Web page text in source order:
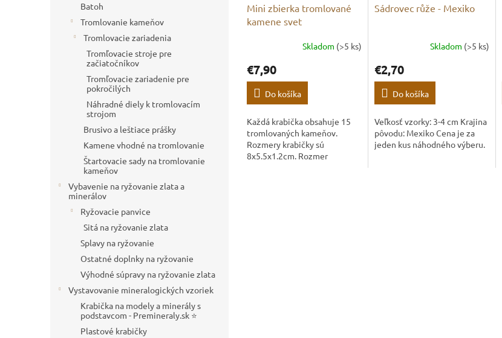
Batoh
Tromlovanie kameňov
Tromlovacie zariadenia
Tromľovacie stroje pre
začiatočníkov
Tromľovacie zariadenie pre
pokročilých
Náhradné diely k tromlovacím
strojom
Brusivo a leštiace prášky
Kamene vhodné na tromlovanie
Štartovacie sady na tromlovanie
kameňov
Vybavenie na ryžovanie zlata a
minerálov
Ryžovacie panvice
Sitá na ryžovanie zlata
Splavy na ryžovanie
Ostatné doplnky na ryžovanie
Výhodné súpravy na ryžovanie zlata
Vystavovanie mineralogických vzoriek
Krabička na modely a minerály s
podstavcom - Premineraly.sk ⭐
Plastové krabičky
Mini zbierka tromlované
kamene svet
Skladom (>5 ks)
€7,90
Do košíka
Každá krabička obsahuje 15
tromlovaných kameňov.
Rozmery krabičky sú
8x5.5x1.2cm. Rozmer
Sádrovec růže - Mexiko
Skladom (>5 ks)
€2,70
Do košíka
Veľkosť vzorky: 3-4 cm Krajina
pôvodu: Mexiko Cena je za
jeden kus náhodného výberu.